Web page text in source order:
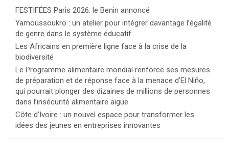
FESTIFÉES Paris 2026: le Benin annoncé
Yamoussoukro : un atelier pour intégrer davantage l’égalité
de genre dans le système éducatif
Les Africains en première ligne face à la crise de la
biodiversité
Le Programme alimentaire mondial renforce ses mesures
de préparation et de réponse face à la menace d’El Niño,
qui pourrait plonger des dizaines de millions de personnes
dans l’insécurité alimentaire aiguë
Côte d’Ivoire : un nouvel espace pour transformer les
idées des jeunes en entreprises innovantes